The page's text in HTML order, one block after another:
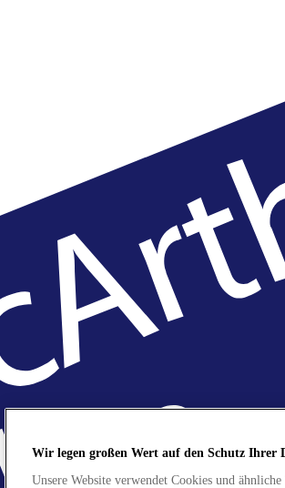
Wir legen großen Wert auf den Schutz Ihrer
Unsere Website verwendet Cookies und